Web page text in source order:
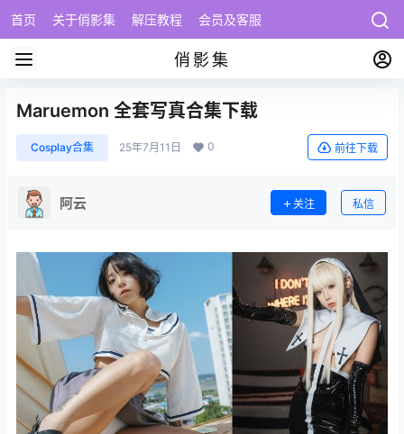
首页 关于俏影集 解压教程 会员及客服
俏影集
Maruemon 全套写真合集下载
Cosplay合集 25年7月11日 0 前往下载
阿云 关注 私信